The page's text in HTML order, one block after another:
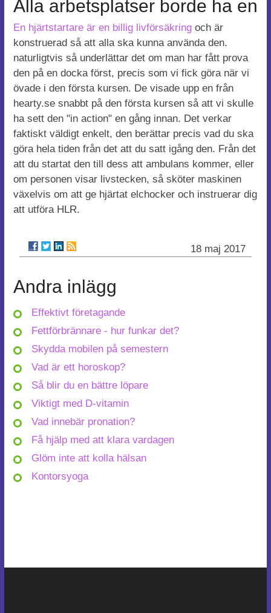
Alla arbetsplatser borde ha en
En hjärtstartare är en billig livförsäkringoch är
konstruerad så att alla ska kunna använda den.
naturligtvis så underlättar det om man har fått prova
den på en docka först, precis som vi fick göra när vi
övade i den första kursen. De visade upp en från
hearty.se snabbt på den första kursen så att vi skulle
ha sett den "in action" en gång innan. Det verkar
faktiskt väldigt enkelt, den berättar precis vad du ska
göra hela tiden från det att du satt igång den. Från det
att du startat den till dess att ambulans kommer, eller
om personen visar livstecken, så sköter maskinen
växelvis om att ge hjärtat elchocker och instruerar dig
att utföra HLR.
18 maj 2017
Andra inlägg
Effektivt företagande
Fettförbrännare - hur funkar det?
Skydda mobilen på semestern
Vad är ett horoskop?
Så blir du en bättre löpare
Viktigt med D-vitamin
Vad innebär pronation?
Få hjälp med att klara vardagen
Glöm inte att kolla hälsan
Kontorsyoga